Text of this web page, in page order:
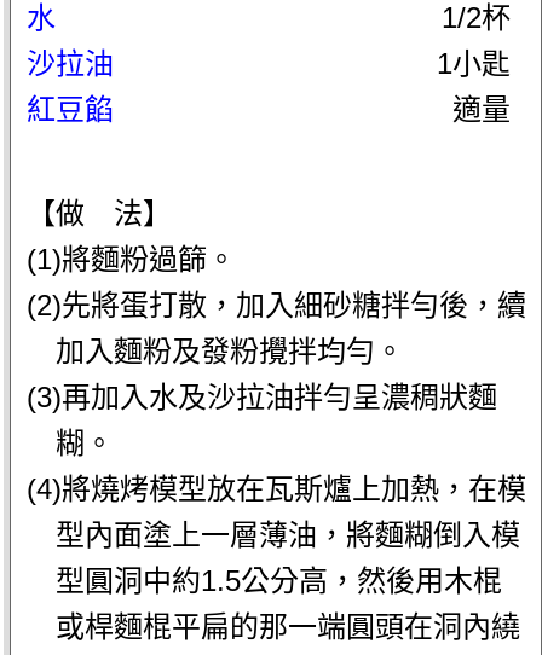
水
1/2杯
沙拉油
1小匙
紅豆餡
適量
【做 法】
(1)將麵粉過篩。
(2)先將蛋打散，加入細砂糖拌勻後，續
加入麵粉及發粉攪拌均勻。
(3)再加入水及沙拉油拌勻呈濃稠狀麵
糊。
(4)將燒烤模型放在瓦斯爐上加熱，在模
型內面塗上一層薄油，將麵糊倒入模
型圓洞中約1.5公分高，然後用木棍
或桿麵棍平扁的那一端圓頭在洞內繞